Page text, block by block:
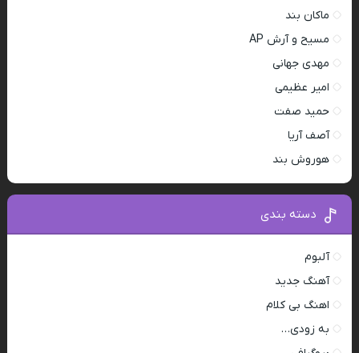
ماکان بند
مسیح و آرش AP
مهدی جهانی
امیر عظیمی
حمید صفت
آصف آریا
هوروش بند
دسته بندی
آلبوم
آهنگ جدید
اهنگ بی کلام
به زودی…